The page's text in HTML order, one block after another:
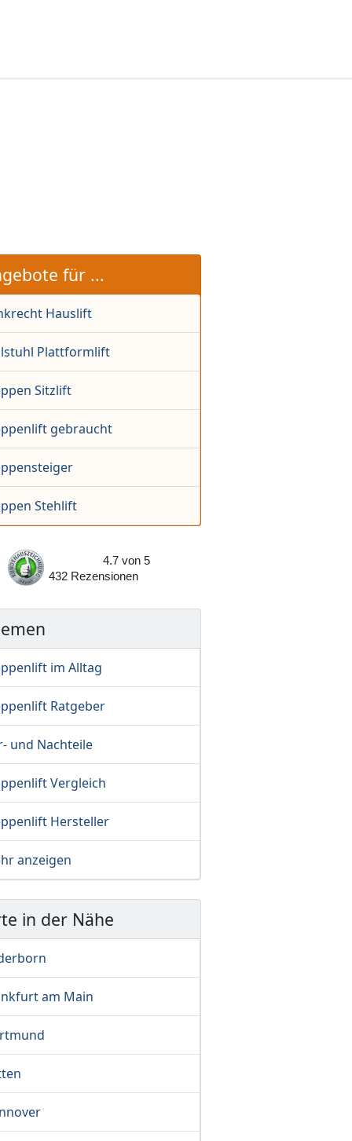
für ...
Hauslift
Plattformlift
Sitzlift
gebraucht
Stehlift
4.7 von5
432
Rezensionen
im Alltag
Ratgeber
und Nachteile
Vergleich
Hersteller
anzeigen
in der Nähe
am Main